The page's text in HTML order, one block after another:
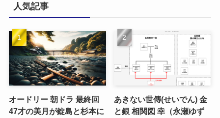
人気記事
オードリー 朝ドラ 最終回
47才の美月が錠島と杉本に
あきない世傳(せいでん) 金
と銀 相関図 幸（永瀬ゆず